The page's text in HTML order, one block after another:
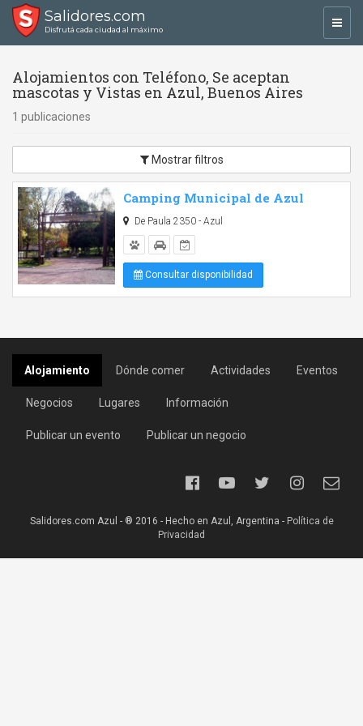
Salidores.com
Disfrutá cada ciudad al máximo
Alojamientos con Teléfono, Se aceptan
mascotas y Vistas en Azul, Buenos Aires
1 publicaciones
Mostrar filtros
Camping Municipal de Azul
De Paula 2350 - Azul
Consultar disponibilidad
Alojamiento Dónde comer Actividades Eventos
Negocios Lugares Información
Publicar un evento Publicar un negocio
Salidores.com Azul - ® 2016 - Hecho en Azul, Argentina - Política de
Privacidad